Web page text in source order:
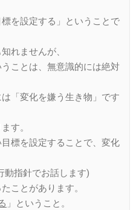
を設定する」ということで
れませんが、
うことは、無意識的には絶対
「変化を嫌う生き物」です
す。
標を設定することで、変化
動指針でお話します)
ことがあります。
」ということ。